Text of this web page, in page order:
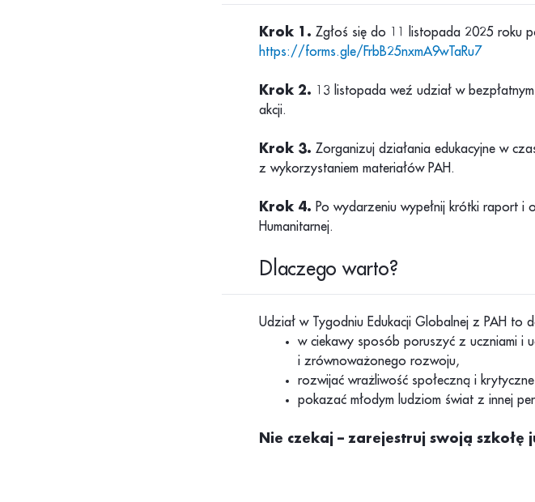
Krok 1. Zgłoś się do 11 listopada 2025 roku
https://forms.gle/FrbB25nxmA9wTaRu7
Krok 2.
13 listopada weź udział w
akcji.
Krok 3. Zorganizuj działania edukacyjne w
z wykorzystaniem materiałów PAH.
Krok 4. Po wydarzeniu wypełnij krótki raport i
Humanitarnej.
Dlaczego warto?
Udział w Tygodniu Edukacji Globalnej z PAH to
w ciekawy sposób poruszyć z uczniami i
i zrównoważonego rozwoju,
rozwijać wrażliwość społeczną i krytyczne
pokazać młodym ludziom świat z innej
Nie czekaj – zarejestruj swoją szkołę